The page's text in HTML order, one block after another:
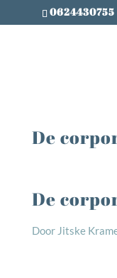
0624430755
De
De
Door Jitske